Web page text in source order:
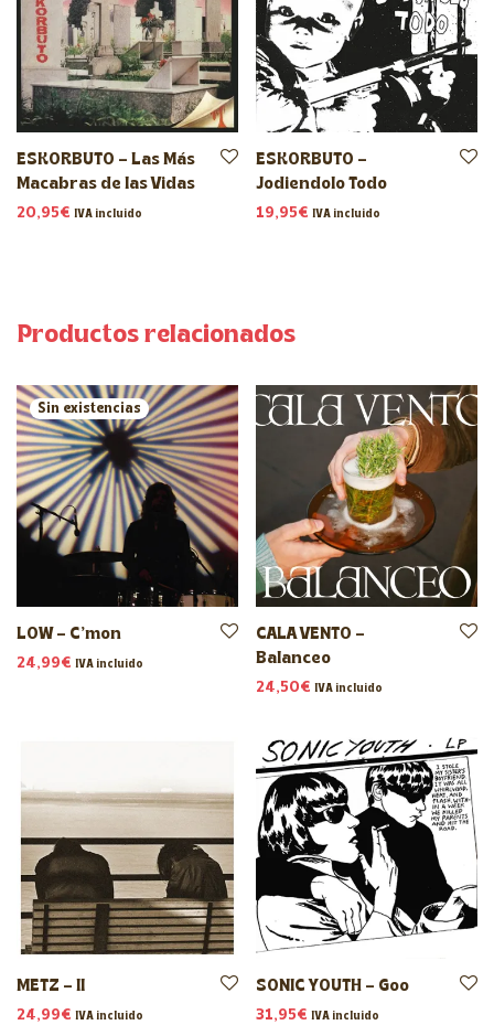
ESKORBUTO – Las Más
Macabras de las Vidas
20,95€ IVA incluido
ESKORBUTO –
Jodiendolo Todo
19,95€ IVA incluido
Productos relacionados
LOW – C’mon
24,99€ IVA incluido
CALA VENTO –
Balanceo
24,50€ IVA incluido
METZ – II
24,99€ IVA incluido
SONIC YOUTH – Goo
31,95€ IVA incluido